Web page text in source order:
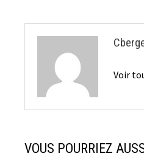
Voir
VOUS POURRIEZ